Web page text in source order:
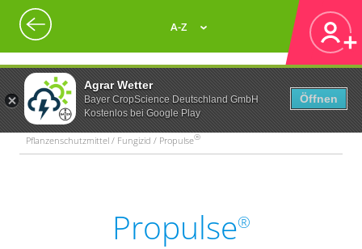
Agrar Wetter
Bayer CropScience Deutschland GmbH
Kostenlos bei Google Play
Öffnen
A-Z
Pflanzenschutzmittel / Fungizid / Propulse®
Propulse®